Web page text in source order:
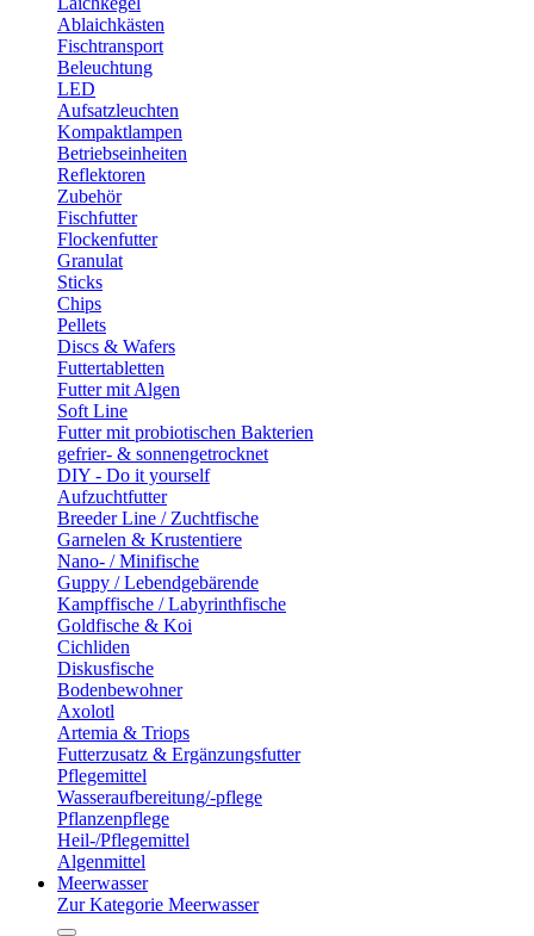
Ablaichkästen
Fischtransport
Beleuchtung
LED
Aufsatzleuchten
Kompaktlampen
Betriebseinheiten
Reflektoren
Zubehör
Fischfutter
Flockenfutter
Granulat
Sticks
Chips
Pellets
Discs & Wafers
Futtertabletten
Futter mit Algen
Soft Line
Futter mit probiotischen Bakterien
gefrier- & sonnengetrocknet
DIY - Do it yourself
Aufzuchtfutter
Breeder Line / Zuchtfische
Garnelen & Krustentiere
Nano- / Minifische
Guppy / Lebendgebärende
Kampffische / Labyrinthfische
Goldfische & Koi
Cichliden
Diskusfische
Bodenbewohner
Axolotl
Artemia & Triops
Futterzusatz & Ergänzungsfutter
Pflegemittel
Wasseraufbereitung/-pflege
Pflanzenpflege
Heil-/Pflegemittel
Algenmittel
Meerwasser
Zur Kategorie Meerwasser